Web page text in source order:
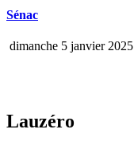
Sénac
dimanche 5 janvier 2025
Lauzéro